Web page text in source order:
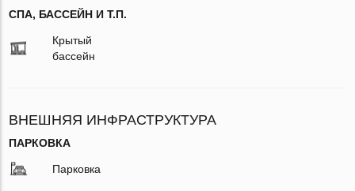
СПА, БАССЕЙН И Т.П.
Крытый
бассейн
ВНЕШНЯЯ ИНФРАСТРУКТУРА
ПАРКОВКА
Парковка